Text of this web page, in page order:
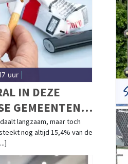
uur|
IN DEZE
GEMEENTEN
GEROOKT
langzaam, maar toch
nog altijd 15,4% van de